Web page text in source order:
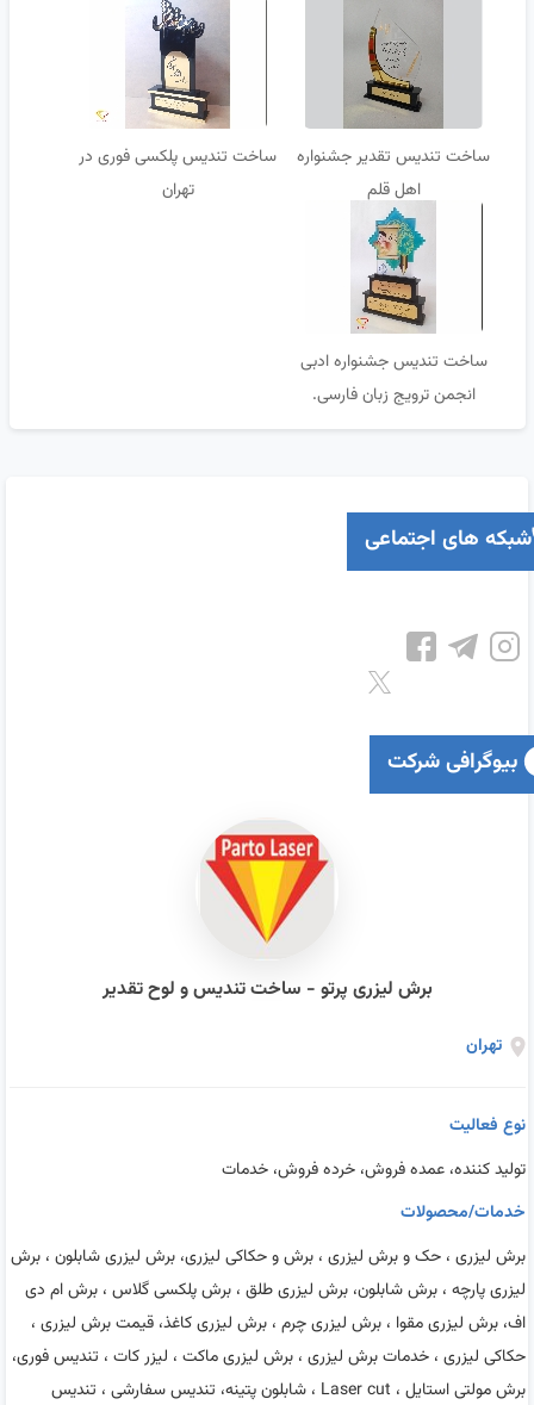
ساخت تندیس تقدیر جشنواره
اهل قلم
ساخت تندیس پلکسی فوری در
تهران
ساخت تندیس جشنواره ادبی
انجمن ترویج زبان فارسی.
شبکه های اجتماعی
بیوگرافی شرکت
برش لیزری پرتو - ساخت تندیس و لوح تقدیر
تهران
نوع فعالیت
تولید کننده، عمده فروش، خرده فروش، خدمات
خدمات/محصولات
برش لیزری ، حک و برش لیزری ، برش و حکاکی لیزری، برش لیزری شابلون ، برش
لیزری پارچه ، برش شابلون، برش لیزری طلق ، برش پلکسی گلاس ، برش ام دی
اف، برش لیزری مقوا ، برش لیزری چرم ، برش لیزری کاغذ، قیمت برش لیزری ،
حکاکی لیزری ، خدمات برش لیزری ، برش لیزری ماکت ، لیزر کات ، تندیس فوری،
برش مولتی استایل ، Laser cut ، شابلون پتینه، تندیس سفارشی ، تندیس